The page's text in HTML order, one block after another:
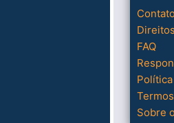
Contato
FAQ
Sobre